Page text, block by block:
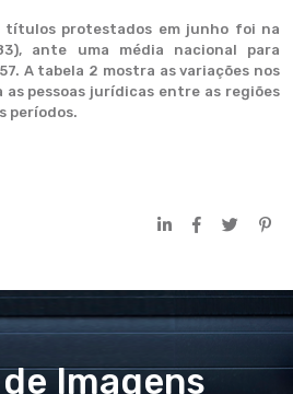
títulos protestados em junho foi na
ante uma média nacional para
A tabela 2 mostra as variações nos
pessoas jurídicas entre as regiões
períodos.
Imagens